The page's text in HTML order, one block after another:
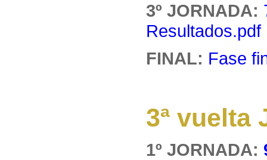
3º JORNADA:
Resultados.pdf
FINAL: Fase
3ª vuelta
1º JORNADA: